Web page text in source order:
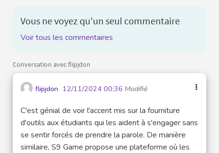
Vous ne voyez qu'un seul commentaire
Voir tous les commentaires
Conversation avec flipjdon
flipjdon 12/11/2024 00:36 Modifié
C'est génial de voir l'accent mis sur la fourniture
d'outils aux étudiants qui les aident à s'engager sans
se sentir forcés de prendre la parole. De manière
similaire, S9 Game propose une plateforme où les